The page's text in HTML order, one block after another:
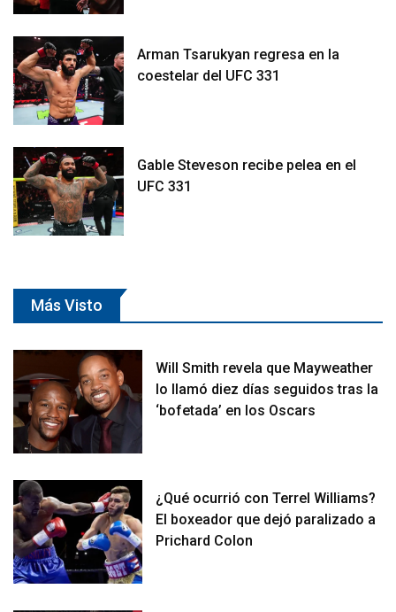
Arman Tsarukyan regresa en la
coestelar del UFC 331
Gable Steveson recibe pelea en el
UFC 331
Más Visto
Will Smith revela que Mayweather
lo llamó diez días seguidos tras la
‘bofetada’ en los Oscars
¿Qué ocurrió con Terrel Williams?
El boxeador que dejó paralizado a
Prichard Colon